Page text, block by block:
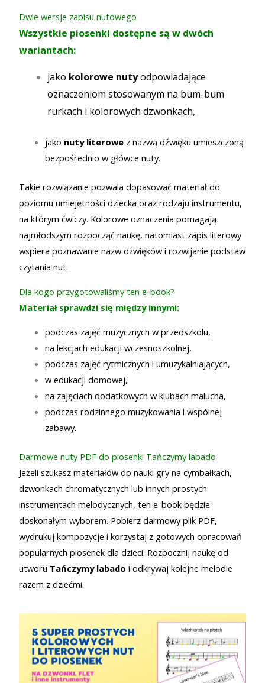
Dwie wersje zapisu nutowego
Wszystkie piosenki dostępne są w dwóch
wariantach:
jako kolorowe nutyodpowiadające
oznaczeniom stosowanym na bum-bum
rurkach i kolorowych dzwonkach,
jako nuty literowe z nazwą dźwięku umieszczoną
bezpośrednio w główce nuty.
Takie rozwiązanie pozwala dopasować materiał do
poziomu umiejętności dziecka oraz rodzaju instrumentu,
na którym ćwiczy. Kolorowe oznaczenia pomagają
najmłodszym rozpocząć naukę, natomiast zapis literowy
wspiera poznawanie nazw dźwięków i rozwijanie podstaw
czytania nut.
Dla kogo przygotowaliśmy ten e-book?
Materiał sprawdzi się między innymi:
podczas zajęć muzycznych w przedszkolu,
na lekcjach edukacji wczesnoszkolnej,
podczas zajęć rytmicznych i umuzykalniających,
w edukacji domowej,
na zajęciach dodatkowych w klubach malucha,
podczas rodzinnego muzykowania i wspólnej
zabawy.
Darmowe nuty PDF do piosenki Tańczymy labado
Jeżeli szukasz materiałów do nauki gry na cymbałkach,
dzwonkach chromatycznych lub innych prostych
instrumentach melodycznych, ten e-book będzie
doskonałym wyborem. Pobierz darmowy plik PDF,
wydrukuj kompozycje i korzystaj z gotowych opracowań
popularnych piosenek dla dzieci. Rozpocznij naukę od
utworu Tańczymy labado i odkrywaj kolejne melodie
razem z dziećmi.